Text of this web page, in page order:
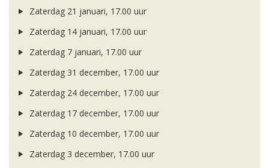
Zaterdag 21 januari, 17.00 uur
Zaterdag 14 januari, 17.00 uur
Zaterdag 7 januari, 17.00 uur
Zaterdag 31 december, 17.00 uur
Zaterdag 24 december, 17.00 uur
Zaterdag 17 december, 17.00 uur
Zaterdag 10 december, 17.00 uur
Zaterdag 3 december, 17.00 uur